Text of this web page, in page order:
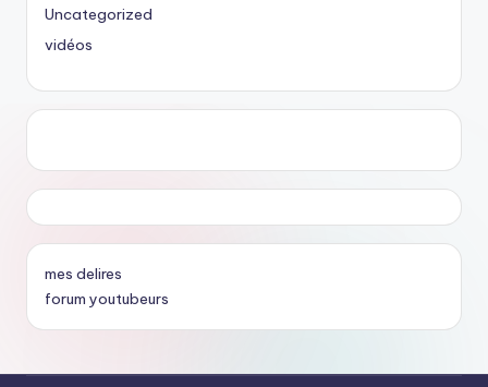
Uncategorized
vidéos
mes delires
forum youtubeurs